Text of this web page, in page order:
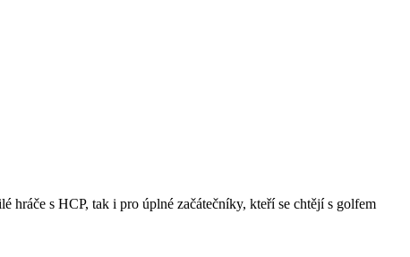
s HCP, tak i pro úplné začátečníky, kteří se chtějí s golfem